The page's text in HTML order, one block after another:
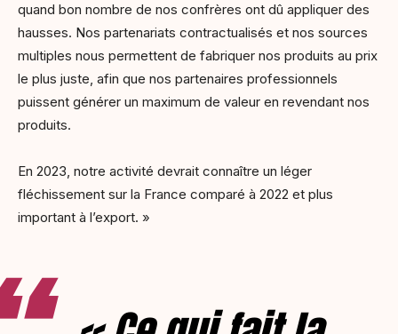
quand bon nombre de nos confrères ont dû appliquer des
hausses. Nos partenariats contractualisés et nos sources
multiples nous permettent de fabriquer nos produits au prix
le plus juste, afin que nos partenaires professionnels
puissent générer un maximum de valeur en revendant nos
produits.
En 2023, notre activité devrait connaître un léger
fléchissement sur la France comparé à 2022 et plus
important à l’export. »